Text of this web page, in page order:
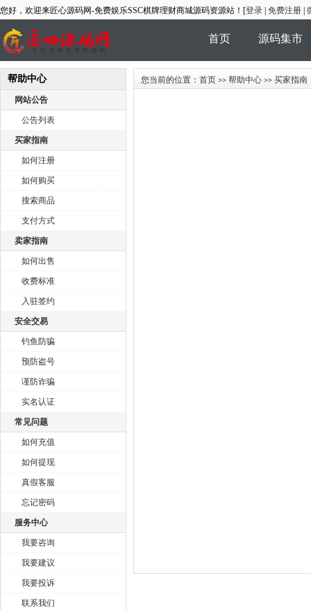
您好，欢迎来匠心源码网-免费娱乐SSC棋牌理财商城源码资源站！[登录 免费注册
首页 源码集市
商家风采
帮助中心
网站公告
公告列表
买家指南
如何注册
如何购买
搜索商品
支付方式
卖家指南
如何出售
收费标准
入驻签约
安全交易
钓鱼防骗
预防盗号
谨防诈骗
实名认证
常见问题
如何充值
如何提现
真假客服
忘记密码
服务中心
我要咨询
我要建议
我要投诉
联系我们
您当前的位置： 首页 >> 帮助中心 >> 买家指南